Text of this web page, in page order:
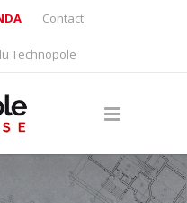
Contact
Technopole